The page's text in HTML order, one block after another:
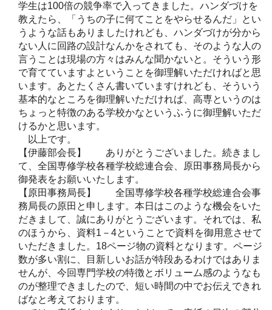
学生は100倍の競争率で入ってきました。ハンダづけを
教えたら、「うちの子に何てことをやらせるんだ」とい
うような話もありましたけれども、ハンダづけが分から
ない人に回路の設計なんかをされても、そのような人の
言うことは現場の方々はみんな聞かないと。そういう形
で育てていますよということを御理解いただければと思
います。あとたくさん書いていますけれども、そういう
基本的なところを御理解いただければ、高専というのは
ちょっと特徴のある学校かなというふうに御理解いただ
けるかと思います。
以上です。
【伊藤部会長】 ありがとうございました。続きまし
て、全国専修学校各種学校総連合会、原田事務局長から
御発表をお願いいたします。
【原田事務局長】 全国専修学校各種学校総連合会事
務局長の原田と申します。本日はこのような機会をいた
だきまして、誠にありがとうございます。それでは、私
のほうから、資料1－4ということで資料を御用意させて
いただきました。18ページ物の資料となります。ページ
数が多い割に、目新しいお話が特段あるわけではありま
せんが、今回専門学校の特徴とボリューム感のようなも
のが整理できましたので、短い時間の中でお伝えできれ
ばなと考えております。